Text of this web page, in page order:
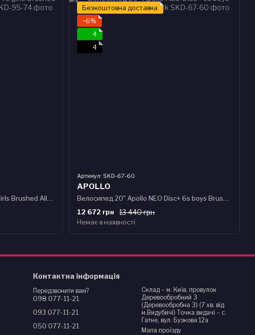
Велосипед 24" Apollo NEO 7s girls Brushed Alloy / Charcoal / Pink Fade
Безкоштовна доставка
−6%
4
4
Артикул: SKD-67-60
APOLLO
Велосипед 20" Apollo NEO Disc+ 6s boys Brushed Alloy / Red / Black
13 440 грн
12 672 грн
Немає в наявності
Контактна інформація
Передзвонити вам?
098 077-11-21
093 077-11-21
050 077-11-21
Склад – м. Київ, провулок
Деревообробний 3
(Деревообробна 3) (7 хв. від
м.Видубичі) Точка видачі – с.
Гатне, вул. Бузкова 12а
Мапа проїзду